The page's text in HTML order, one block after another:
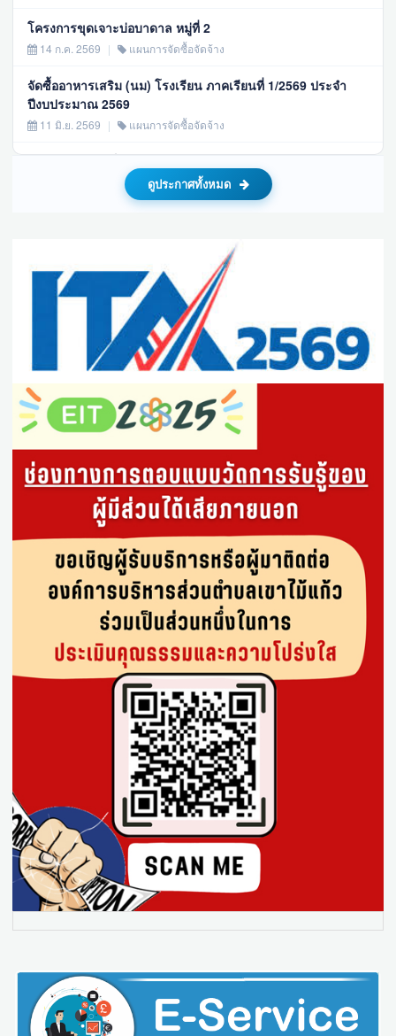
โครงการขุดเจาะบ่อบาดาล หมู่ที่ 2
14 ก.ค. 2569 | แผนการจัดซื้อจัดจ้าง
จัดซื้ออาหารเสริม (นม) โรงเรียน ภาคเรียนที่ 1/2569 ประจำ
ปีงบประมาณ 2569
11 มิ.ย. 2569 | แผนการจัดซื้อจัดจ้าง
แผนการจัดซื้อจัดจ้าง
ดูประกาศทั้งหมด